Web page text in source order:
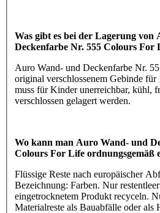
Was gibt es bei der Lagerung von
Deckenfarbe Nr. 555 Colours For
Auro Wand- und Deckenfarbe Nr.
original verschlossenem Gebinde für
muss für Kinder unerreichbar, kühl,
verschlossen gelagert werden.
Wo kann man Auro Wand- und
Colours For Life ordnungsgemäß
Flüssige Reste nach europäischer
Bezeichnung: Farben. Nur
eingetrocknetem Produkt recyceln.
Materialreste als Bauabfälle oder als